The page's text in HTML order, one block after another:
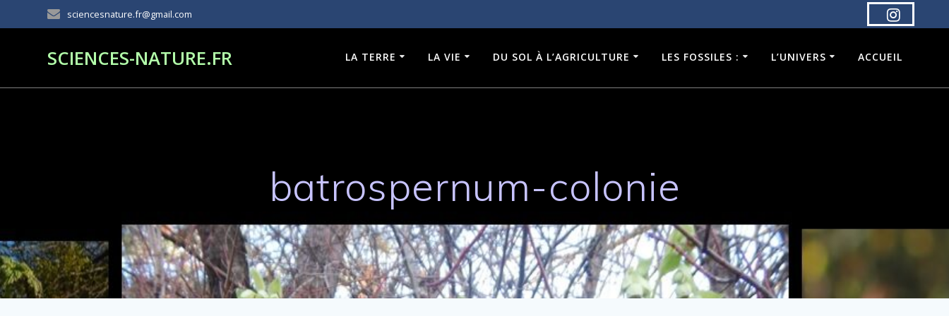
au
sciencesnature.fr@gmail.com
SCIENCES-NATURE.FR LA TERRE LA VIE DU SOL À L’AGRICULTURE LES FOSSILES : L’UNIVERS ACCUEIL
batrospernum-colonie